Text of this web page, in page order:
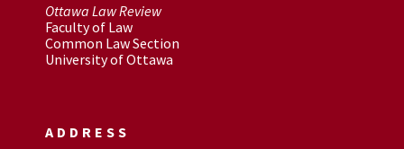
Ottawa Law Review
Faculty of Law
Common Law Section
University of Ottawa
ADDRESS